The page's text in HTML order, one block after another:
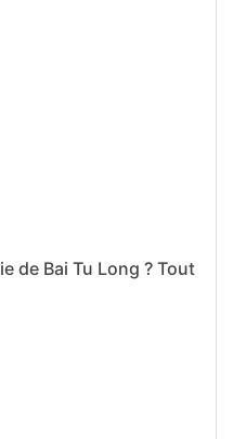
de Bai Tu Long ? Tout